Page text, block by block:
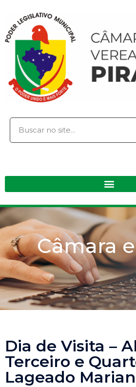
Câmara
Dia de Visita –
Terceiro e
Lageado